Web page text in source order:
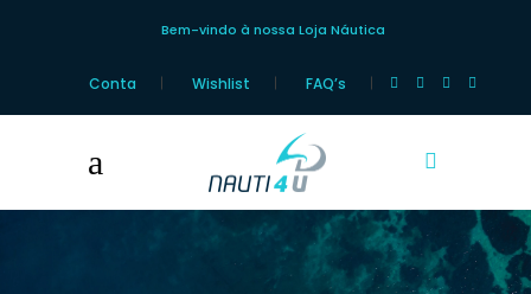
Bem-vindo à nossa Loja Náutica
Conta Wishlist FAQ’s